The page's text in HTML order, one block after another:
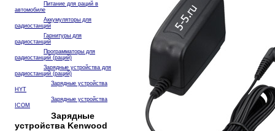
Питание для раций в
автомобиле
Аккумуляторы для
радиостанций
Гарнитуры для
радиостанций
Программаторы для
радиостанций (раций)
Зарядные устройства для
радиостанций (раций)
Зарядные устройства
HYT
Зарядные устройства
ICOM
Зарядные
устройства Kenwood